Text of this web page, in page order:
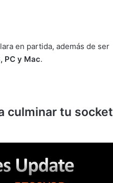
en partida, además de ser
PC y Mac.
culminar tu socket